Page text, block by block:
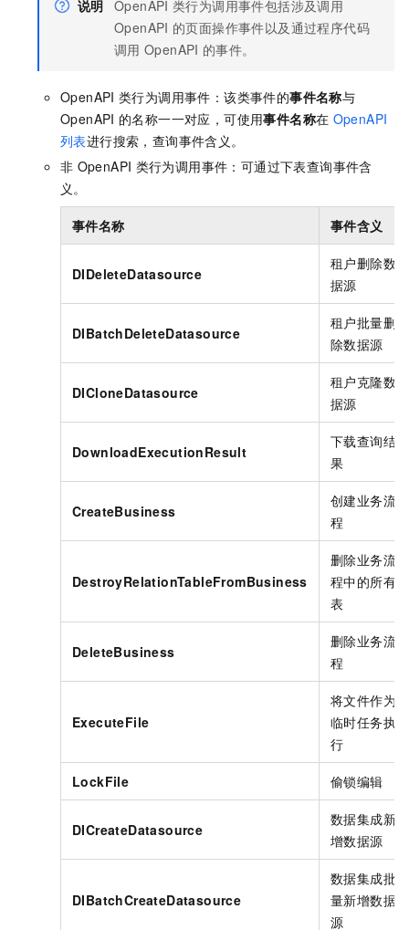
说明 OpenAPI 类行为调用事件包括涉及调用
OpenAPI 的页面操作事件以及通过程序代码
调用 OpenAPI 的事件。
OpenAPI 类行为调用事件：该类事件的事件名称与
OpenAPI 的名称一一对应，可使用事件名称在 OpenAPI
列表进行搜索，查询事件含义。
非 OpenAPI 类行为调用事件：可通过下表查询事件含
义。
事件名称 事件含义
DIDeleteDatasource
租户删除数
据源
DIBatchDeleteDatasource
租户批量删
除数据源
DICloneDatasource
租户克隆数
据源
DownloadExecutionResult
下载查询结
果
CreateBusiness
创建业务流
程
DestroyRelationTableFromBusiness
删除业务流
程中的所有
表
DeleteBusiness
删除业务流
程
ExecuteFile
将文件作为
临时任务执
行
LockFile 偷锁编辑
DICreateDatasource
数据集成新
增数据源
DIBatchCreateDatasource
数据集成批
量新增数据
源